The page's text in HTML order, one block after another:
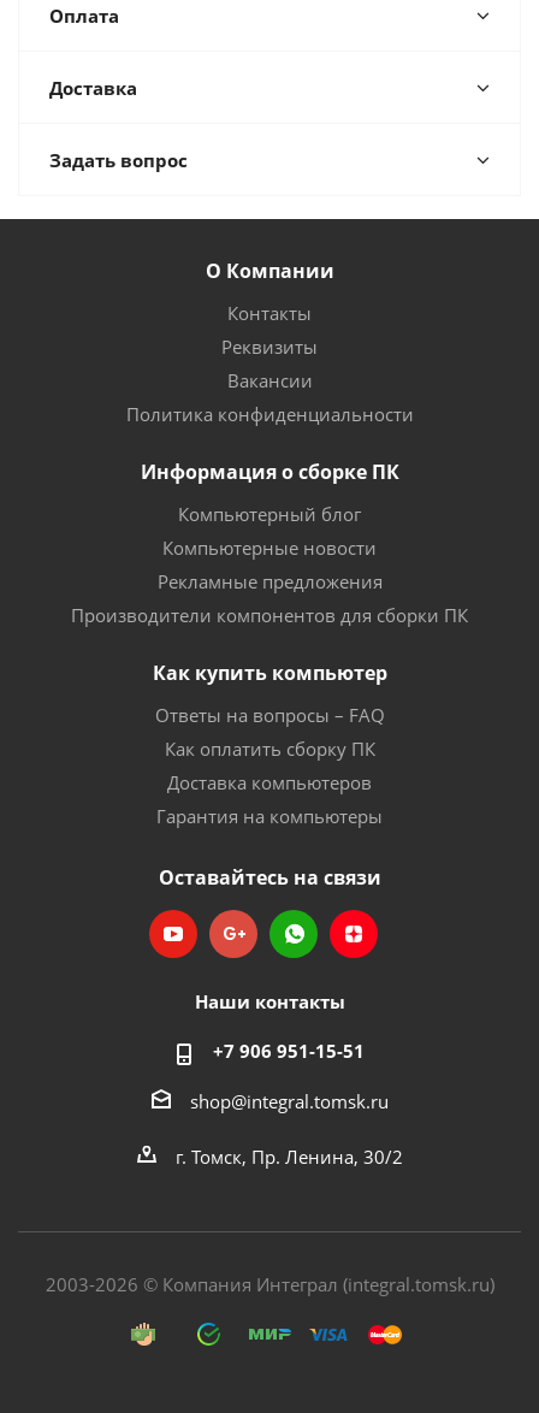
Оплата
Доставка
Задать вопрос
О Компании
Контакты
Реквизиты
Вакансии
Политика конфиденциальности
Информация о сборке ПК
Компьютерный блог
Компьютерные новости
Рекламные предложения
Производители компонентов для сборки ПК
Как купить компьютер
Ответы на вопросы – FAQ
Как оплатить сборку ПК
Доставка компьютеров
Гарантия на компьютеры
Оставайтесь на связи
Наши контакты
+7 906 951-15-51
shop@integral.tomsk.ru
г. Томск, Пр. Ленина, 30/2
2003-2026 © Компания Интеграл (integral.tomsk.ru)